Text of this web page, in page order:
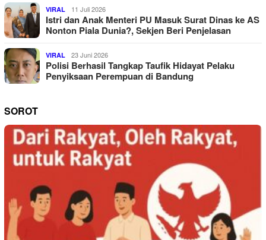
VIRAL 11 Juli 2026
Istri dan Anak Menteri PU Masuk Surat Dinas ke AS
Nonton Piala Dunia?, Sekjen Beri Penjelasan
VIRAL 23 Juni 2026
Polisi Berhasil Tangkap Taufik Hidayat Pelaku
Penyiksaan Perempuan di Bandung
SOROT